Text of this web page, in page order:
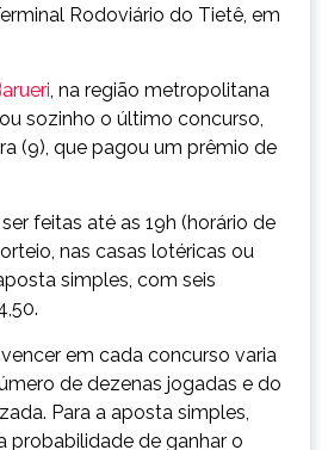
Rodoviário do Tietê, em
, na região metropolitana
sozinho o último concurso,
(9), que pagou um prêmio de
feitas até as 19h (horário de
nas casas lotéricas ou
simples, com seis
em cada concurso varia
de dezenas jogadas e do
Para a aposta simples,
probabilidade de ganhar o